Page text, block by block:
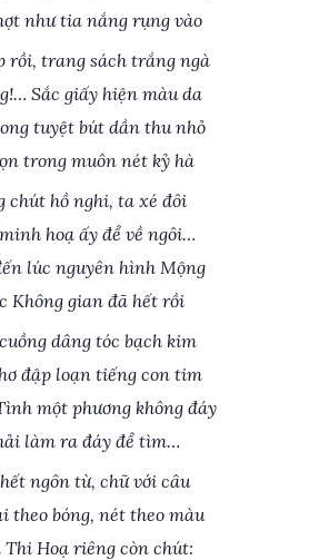
như tia nắng rụng vào
rồi, trang sách trắng ngà
Sắc giấy hiện màu da
tuyệt bút dần thu nhỏ
trong muôn nét kỷ hà
chút hồ nghi, ta xé đôi
hoạ ấy để về ngôi…
lúc nguyên hình Mộng
Không gian đã hết rồi
dâng tóc bạch kim
đập loạn tiếng con tim
một phương không đáy
làm ra đáy để tìm…
ngôn từ, chữ với câu
theo bóng, nét theo màu
Thi Hoạ riêng còn chút: